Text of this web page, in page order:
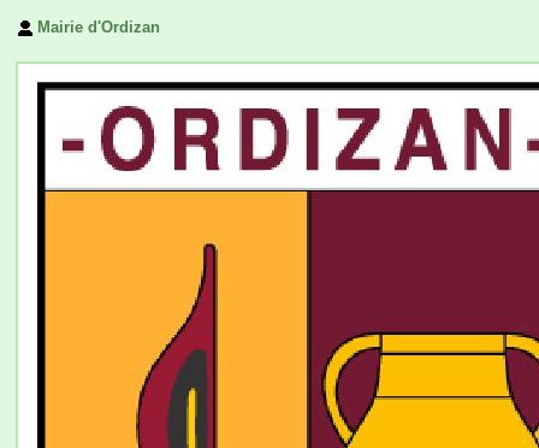
Mairie d'Ordizan